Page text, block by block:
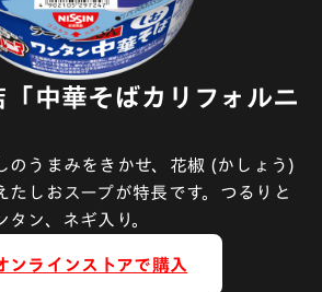
中華そばカリフォルニ
のうまみをきかせ、花椒 (かしょう)
たしおスープが特長です。つるりと
ン、ネギ入り。
ンラインストアで購入